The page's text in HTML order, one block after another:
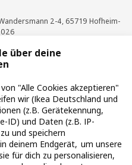
2-4, 65719 Hofheim-
Leistungen)
über deine
"Alle Cookies akzeptieren"
wir (Ikea Deutschland und
(z.B. Gerätekennung,
ID) und Daten (z.B. IP-
und speichern
deinem Endgerät, um unsere
für dich zu personalisieren,